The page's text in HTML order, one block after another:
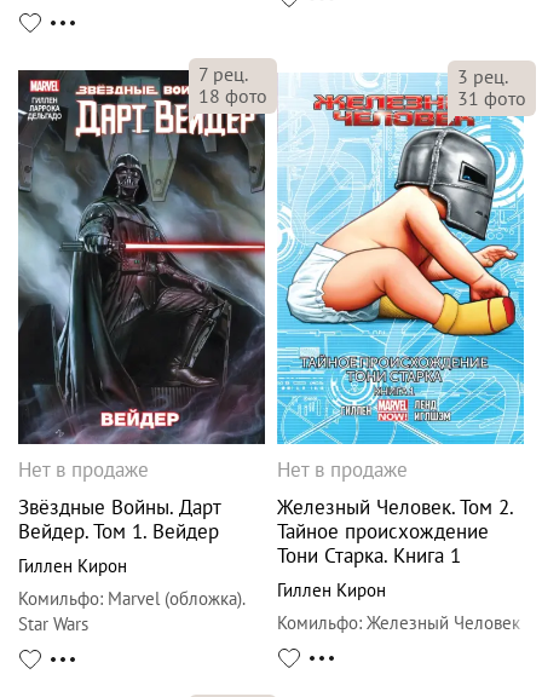
7 рец.
18 фото
Нет в продаже
Звёздные Войны. Дарт
Вейдер. Том 1. Вейдер
Гиллен Кирон
Комильфо: Marvel (обложка).
Star Wars
3 рец.
31 фото
Нет в продаже
Железный Человек. Том 2.
Тайное происхождение
Тони Старка. Книга 1
Гиллен Кирон
Комильфо: Железный Человек